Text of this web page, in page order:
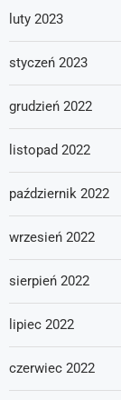
luty 2023
styczeń 2023
grudzień 2022
listopad 2022
październik 2022
wrzesień 2022
sierpień 2022
lipiec 2022
czerwiec 2022